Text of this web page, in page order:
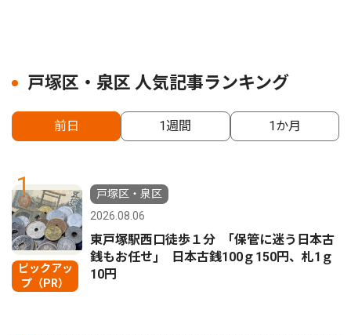
戸塚区・泉区 人気記事ランキング
前日 1週間 1か月
1
ピックアッ
プ（PR）
戸塚区・泉区
2026.08.06
東戸塚駅西口徒歩１分 ｢保管に迷う日本古
銭もお任せ｣ 日本古銭100ｇ150円、札1ｇ
10円